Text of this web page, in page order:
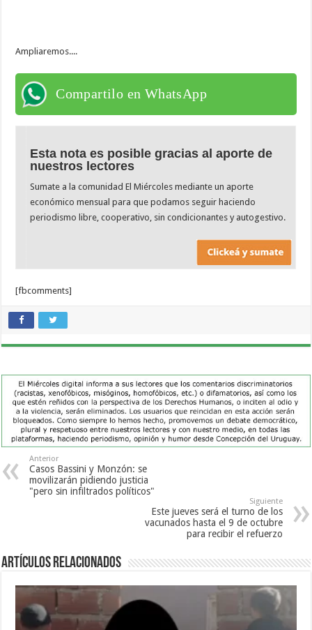
Ampliaremos....
Compartilo en WhatsApp
Esta nota es posible gracias al aporte de
nuestros lectores
Sumate a la comunidad El Miércoles mediante un aporte
económico mensual para que podamos seguir haciendo
periodismo libre, cooperativo, sin condicionantes y autogestivo.
[fbcomments]
Anterior
Casos Bassini y Monzón: se
movilizarán pidiendo justicia
"pero sin infiltrados políticos"
Siguiente
Este jueves será el turno de los
vacunados hasta el 9 de octubre
para recibir el refuerzo
Artículos Relacionados